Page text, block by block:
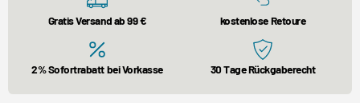
Gratis Versand ab 99 € kostenlose Retoure
2% Sofortrabatt bei Vorkasse 30 Tage Rückgaberecht